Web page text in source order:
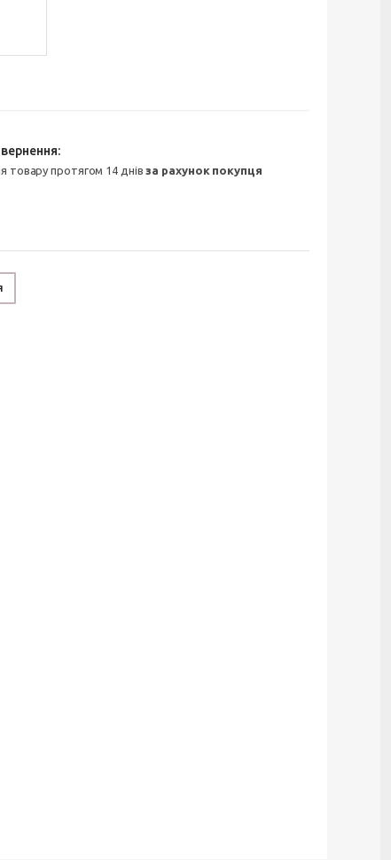
товару протягом 14 днівза рахунок покупця